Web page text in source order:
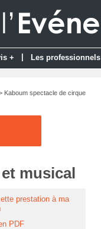
+ Les professionnels
Kaboum spectacle de cirque
musical
prestation à ma
PDF